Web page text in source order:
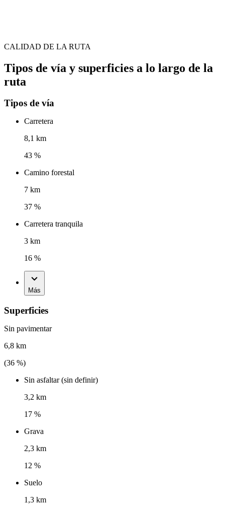
CALIDAD DE LA RUTA
Tipos de vía y superficies a lo largo de la
ruta
Tipos de vía
Carretera
8,1 km
43 %
Camino forestal
7 km
37 %
Carretera tranquila
3 km
16 %
Más
Superficies
Sin pavimentar
6,8 km
(36 %)
Sin asfaltar (sin definir)
3,2 km
17 %
Grava
2,3 km
12 %
Suelo
1,3 km